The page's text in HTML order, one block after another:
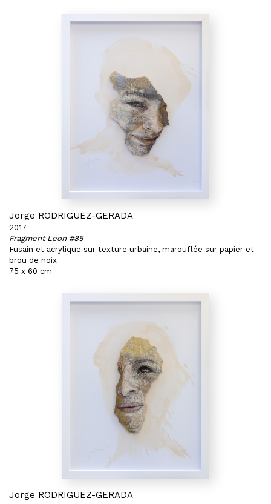
Jorge RODRIGUEZ-GERADA
2017
Fragment Leon #85
Fusain et acrylique sur texture urbaine, marouflée sur papier et
brou de noix
75 x 60 cm
Jorge RODRIGUEZ-GERADA